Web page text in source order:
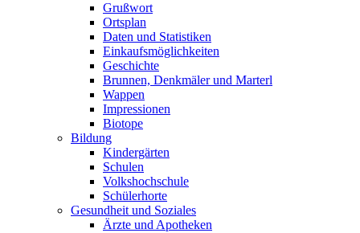
Grußwort
Ortsplan
Daten und Statistiken
Einkaufsmöglichkeiten
Geschichte
Brunnen, Denkmäler und Marterl
Wappen
Impressionen
Biotope
Bildung
Kindergärten
Schulen
Volkshochschule
Schülerhorte
Gesundheit und Soziales
Ärzte und Apotheken